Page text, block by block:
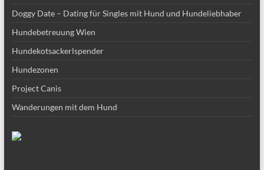
Doggy Date – Dating für Singles mit Hund und Hundeliebhaber
Hundebetreuung Wien
Hundekotsackerlspender
Hundezonen
Project Canis
Wanderungen mit dem Hund